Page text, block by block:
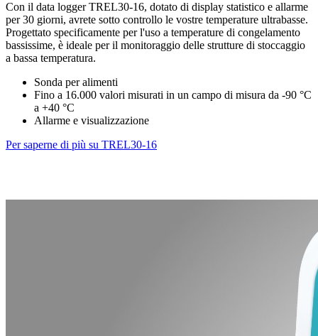
Con il data logger TREL30-16, dotato di display statistico e allarme
per 30 giorni, avrete sotto controllo le vostre temperature ultrabasse.
Progettato specificamente per l'uso a temperature di congelamento
bassissime, è ideale per il monitoraggio delle strutture di stoccaggio
a bassa temperatura.
Sonda per alimenti
Fino a 16.000 valori misurati in un campo di misura da -90 °C
a +40 °C
Allarme e visualizzazione
Per saperne di più su TREL30-16